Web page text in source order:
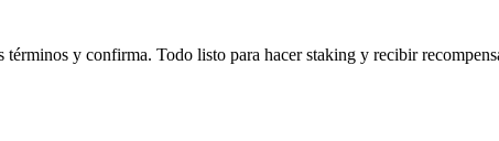
y confirma. Todo listo para hacer staking y recibir